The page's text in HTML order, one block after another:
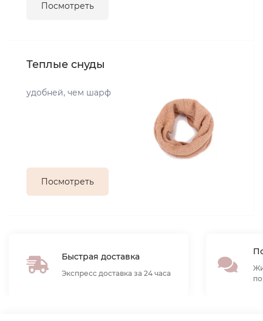
Посмотреть
Теплые снуды
удобней, чем шарф
Посмотреть
Быстрая доставка
Экспресс доставка за 24 часа